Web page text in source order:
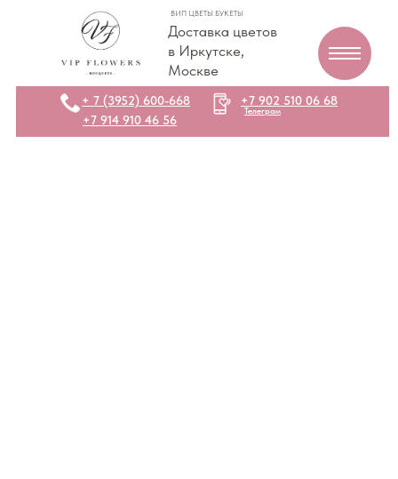
Доставка цветов
в Иркутске,
Москве
ВИП ЦВЕТЫ БУКЕТЫ
+7 914 910 46 56
+7 902 510 06 68
Телеграм
+ 7 (3952) 600-668